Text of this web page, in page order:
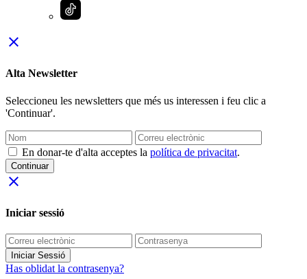
close
Alta Newsletter
Seleccioneu les newsletters que més us interessen i feu clic a
'Continuar'.
En donar-te d'alta acceptes la política de privacitat.
Continuar
close
Iniciar sessió
Iniciar Sessió
Has oblidat la contrasenya?